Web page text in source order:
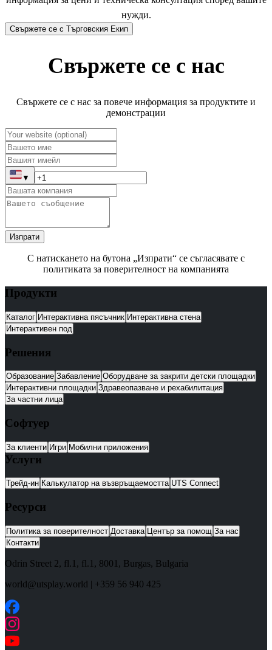
нужди.
Свържете се с Търговския Екип
Свържете се с нас
Свържете се с нас за повече информация за продуктите и
демонстрации
▼
Изпрати
С натискането на бутона „Изпрати“ се съгласявате с
политиката за поверителност на компанията
Продукти
Каталог Интерактивна пясъчник Интерактивна стена
Интерактивен под
Решения
Образование Забавление Оборудване за закрити детски площадки
Интерактивни площадки Здравеопазване и рехабилитация
За частни лица
Софтуер
За клиенти Игри Мобилни приложения
Услуги
Трейд-ин Калькулатор на възвръщаемостта UTS Connect
Ресурси
Политика за поверителност Доставка Център за помощ За нас
Контакти
Odrin Street 2, fl.1 , fl.1, 8001 , Burgas, Bulgaria
world@utsplay.world | +359 56 940 425